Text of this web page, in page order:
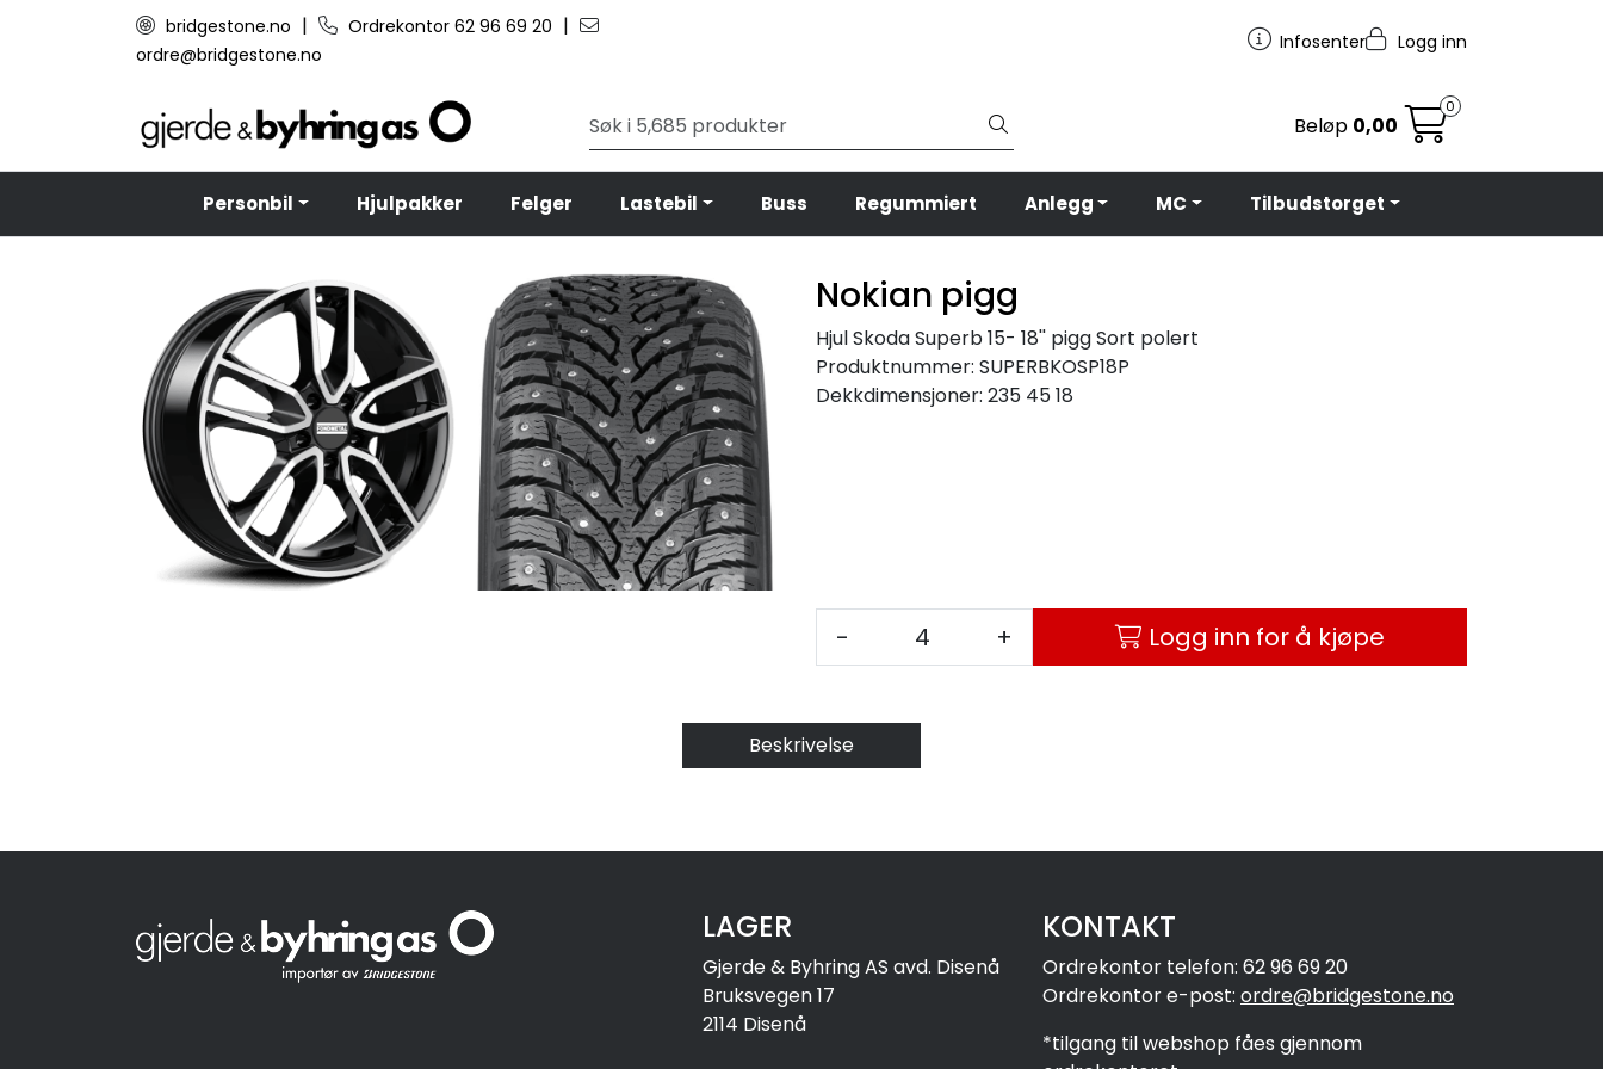
Skip to main contentbridgestone.no | Ordrekontor 62 96 69 20 |
ordre@bridgestone.no
Infosenter Logg inn
Beløp 0,00
0
Personbil Hjulpakker Felger Lastebil Buss Regummiert Anlegg MC Tilbudstorget
Nokian pigg
Hjul Skoda Superb 15- 18'' pigg Sort polert
Produktnummer: SUPERBKOSP18P
Dekkdimensjoner: 235 45 18
- + Logg inn for å kjøpe
Beskrivelse
LAGER
Gjerde & Byhring AS avd. Disenå
Bruksvegen 17
2114 Disenå
KONTAKT
Ordrekontor telefon: 62 96 69 20
Ordrekontor e-post: ordre@bridgestone.no
*tilgang til webshop fåes gjennom